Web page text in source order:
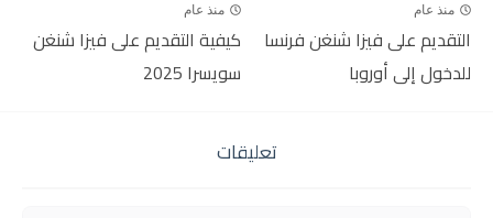
منذ عام
التقديم على فيزا شنغن فرنسا
للدخول إلى أوروبا
منذ عام
كيفية التقديم على فيزا شنغن
سويسرا 2025
تعليقات